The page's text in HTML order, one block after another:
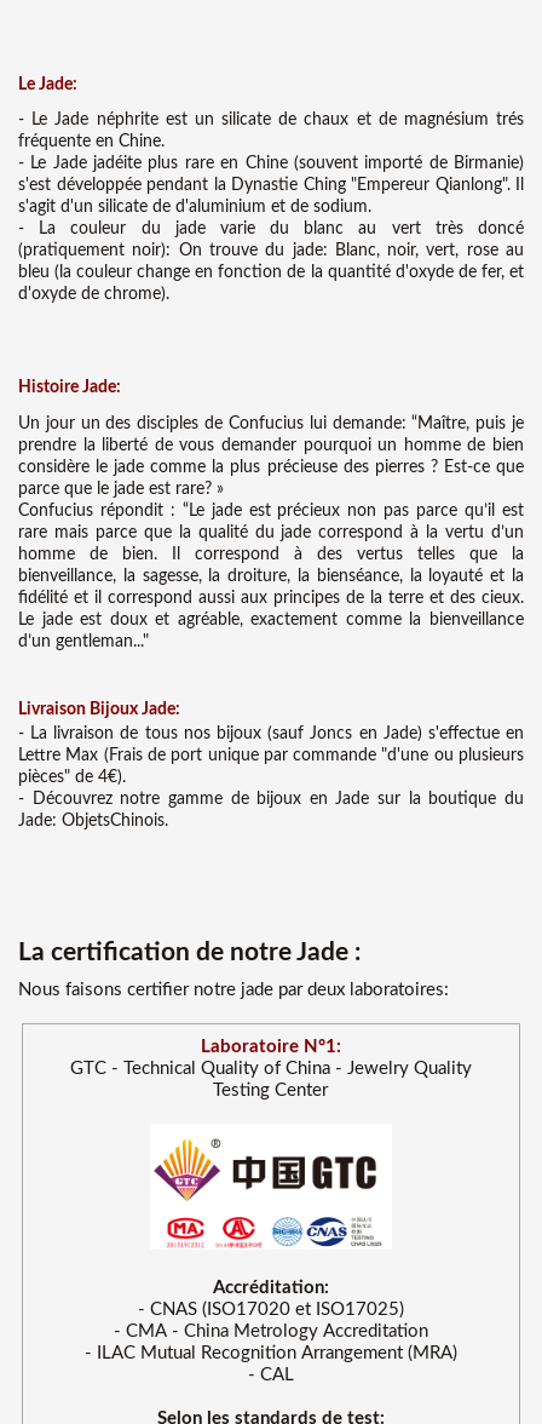
Le Jade:
- Le Jade néphrite est un silicate de chaux et de magnésium trés
fréquente en Chine.
- Le Jade jadéite plus rare en Chine (souvent importé de Birmanie)
s'est développée pendant la Dynastie Ching "Empereur Qianlong". Il
s'agit d'un silicate de d'aluminium et de sodium.
- La couleur du jade varie du blanc au vert très doncé
(pratiquement noir): On trouve du jade: Blanc, noir, vert, rose au
bleu (la couleur change en fonction de la quantité d'oxyde de fer, et
d'oxyde de chrome).
Histoire Jade:
Un jour un des disciples de Confucius lui demande: “Maître, puis je
prendre la liberté de vous demander pourquoi un homme de bien
considère le jade comme la plus précieuse des pierres ? Est-ce que
parce que le jade est rare? »
Confucius répondit : “Le jade est précieux non pas parce qu’il est
rare mais parce que la qualité du jade correspond à la vertu d’un
homme de bien. Il correspond à des vertus telles que la
bienveillance, la sagesse, la droiture, la bienséance, la loyauté et la
fidélité et il correspond aussi aux principes de la terre et des cieux.
Le jade est doux et agréable, exactement comme la bienveillance
d’un gentleman..."
Livraison Bijoux Jade:
- La livraison de tous nos bijoux (sauf Joncs en Jade) s'effectue en
Lettre Max (Frais de port unique par commande "d'une ou plusieurs
pièces" de 4€).
- Découvrez notre gamme de bijoux en Jade sur la boutique du
Jade: ObjetsChinois.
La certification de notre Jade :
Nous faisons certifier notre jade par deux laboratoires:
Laboratoire N°1:
GTC - Technical Quality of China - Jewelry Quality
Testing Center
Accréditation:
- CNAS (ISO17020 et ISO17025)
- CMA - China Metrology Accreditation
- ILAC Mutual Recognition Arrangement (MRA)
- CAL
Selon les standards de test: